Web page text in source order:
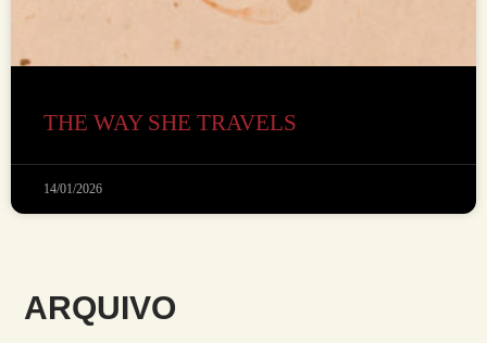
THE WAY SHE TRAVELS
14/01/2026
ARQUIVO